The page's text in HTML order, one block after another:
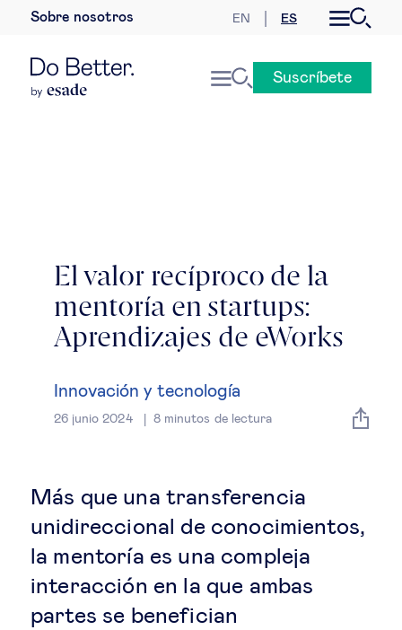
Sobre nosotros EN ES
Economía internacional
Empresa
Derecho empresarial
Estrategia & modelos de negocio
Mujeres & negocios
Innovación y tecnología
Suscríbete
El valor recíproco de la
mentoría en startups:
Aprendizajes de eWorks
Innovación y tecnología
26 junio 2024 8minutos de lectura
Más que una transferencia
unidireccional de conocimientos,
la mentoría es una compleja
interacción en la que ambas
partes se benefician